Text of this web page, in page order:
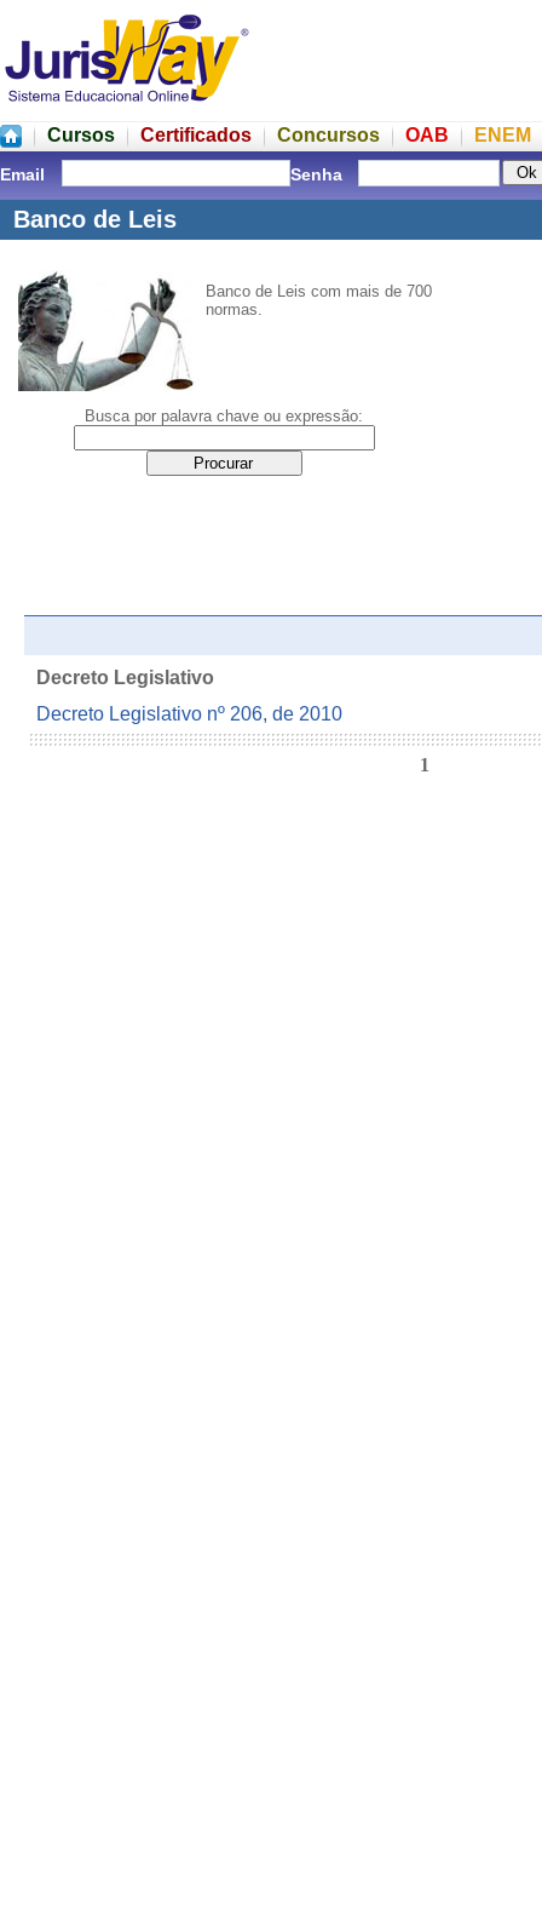
Cursos Certificados Concursos OAB ENEM
Email Senha
Banco de Leis
Banco de Leis com mais de 700
normas.
Busca por palavra chave ou expressão:
Decreto Legislativo
Decreto Legislativo nº 206, de 2010
1